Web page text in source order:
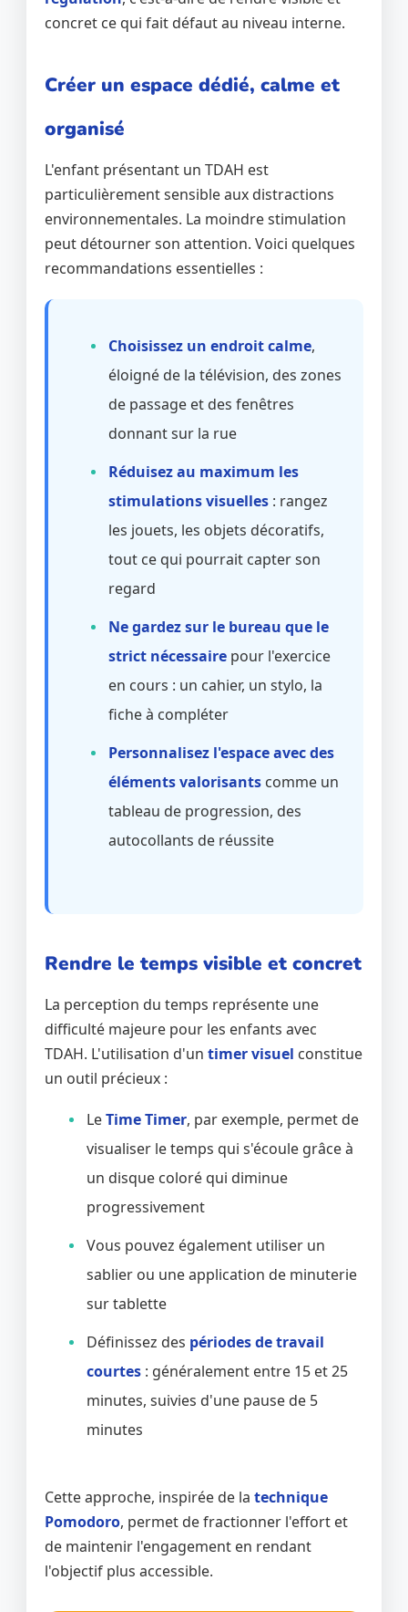
concret ce qui fait défaut au niveau interne.
Créer un espace dédié, calme et
organisé
L'enfant présentant un TDAH est
particulièrement sensible aux distractions
environnementales. La moindre stimulation
peut détourner son attention. Voici quelques
recommandations essentielles :
Choisissez un endroit calme,
éloigné de la télévision, des zones
de passage et des fenêtres
donnant sur la rue
Réduisez au maximum les
stimulations visuelles : rangez
les jouets, les objets décoratifs,
tout ce qui pourrait capter son
regard
Ne gardez sur le bureau que le
strict nécessaire pour l'exercice
en cours : un cahier, un stylo, la
fiche à compléter
Personnalisez l'espace avec des
éléments valorisants comme un
tableau de progression, des
autocollants de réussite
Rendre le temps visible et concret
La perception du temps représente une
difficulté majeure pour les enfants avec
TDAH. L'utilisation d'untimer visuel constitue
un outil précieux :
LeTime Timer, par exemple, permet de
visualiser le temps qui s'écoule grâce à
un disque coloré qui diminue
progressivement
Vous pouvez également utiliser un
sablier ou une application de minuterie
sur tablette
Définissez des périodes de travail
courtes : généralement entre 15 et 25
minutes, suivies d'une pause de 5
minutes
Cette approche, inspirée de latechnique
Pomodoro, permet de fractionner l'effort et
de maintenir l'engagement en rendant
l'objectif plus accessible.